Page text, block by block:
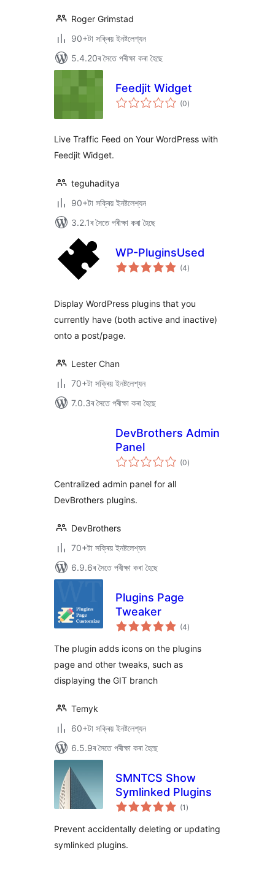
Roger Grimstad
90+টা সক্ৰিয় ইনষ্টলেশ্যন
5.4.20ৰ সৈতে পৰীক্ষা কৰা হৈছে
Feedjit Widget
(0টা
মুঠ)
Live Traffic Feed on Your WordPress with
Feedjit Widget.
teguhaditya
90+টা সক্ৰিয় ইনষ্টলেশ্যন
3.2.1ৰ সৈতে পৰীক্ষা কৰা হৈছে
WP-PluginsUsed
(4টা
মুঠ)
Display WordPress plugins that you
currently have (both active and inactive)
onto a post/page.
Lester Chan
70+টা সক্ৰিয় ইনষ্টলেশ্যন
7.0.3ৰ সৈতে পৰীক্ষা কৰা হৈছে
DevBrothers Admin
Panel
(0টা
মুঠ)
Centralized admin panel for all
DevBrothers plugins.
DevBrothers
70+টা সক্ৰিয় ইনষ্টলেশ্যন
6.9.6ৰ সৈতে পৰীক্ষা কৰা হৈছে
Plugins Page
Tweaker
(4টা
মুঠ)
The plugin adds icons on the plugins
page and other tweaks, such as
displaying the GIT branch
Temyk
60+টা সক্ৰিয় ইনষ্টলেশ্যন
6.5.9ৰ সৈতে পৰীক্ষা কৰা হৈছে
SMNTCS Show
Symlinked Plugins
(1 টা
মুঠ)
Prevent accidentally deleting or updating
symlinked plugins.